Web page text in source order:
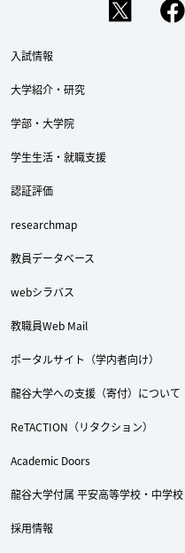
入試情報
大学紹介・研究
学部・大学院
学生生活・就職支援
認証評価
researchmap
教員データベース
webシラバス
教職員Web Mail
ポータルサイト（学内者向け）
龍谷大学への支援（寄付）について
ReTACTION（リタクション）
Academic Doors
龍谷大学付属 平安高等学校・中学校
採用情報